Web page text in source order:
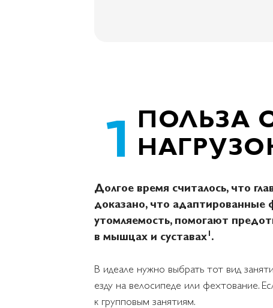
ПОЛЬЗА
Долгое время считалось, что
доказано, что адаптированные
утомляемость, помогают
в мышцах и суставах 1 .
В идеале нужно выбрать тот вид
езду на велосипеде или фехтование.
к групповым занятиям.